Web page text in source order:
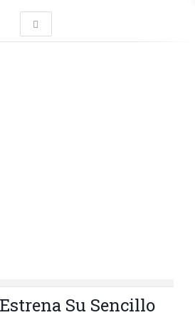
Su Sencillo